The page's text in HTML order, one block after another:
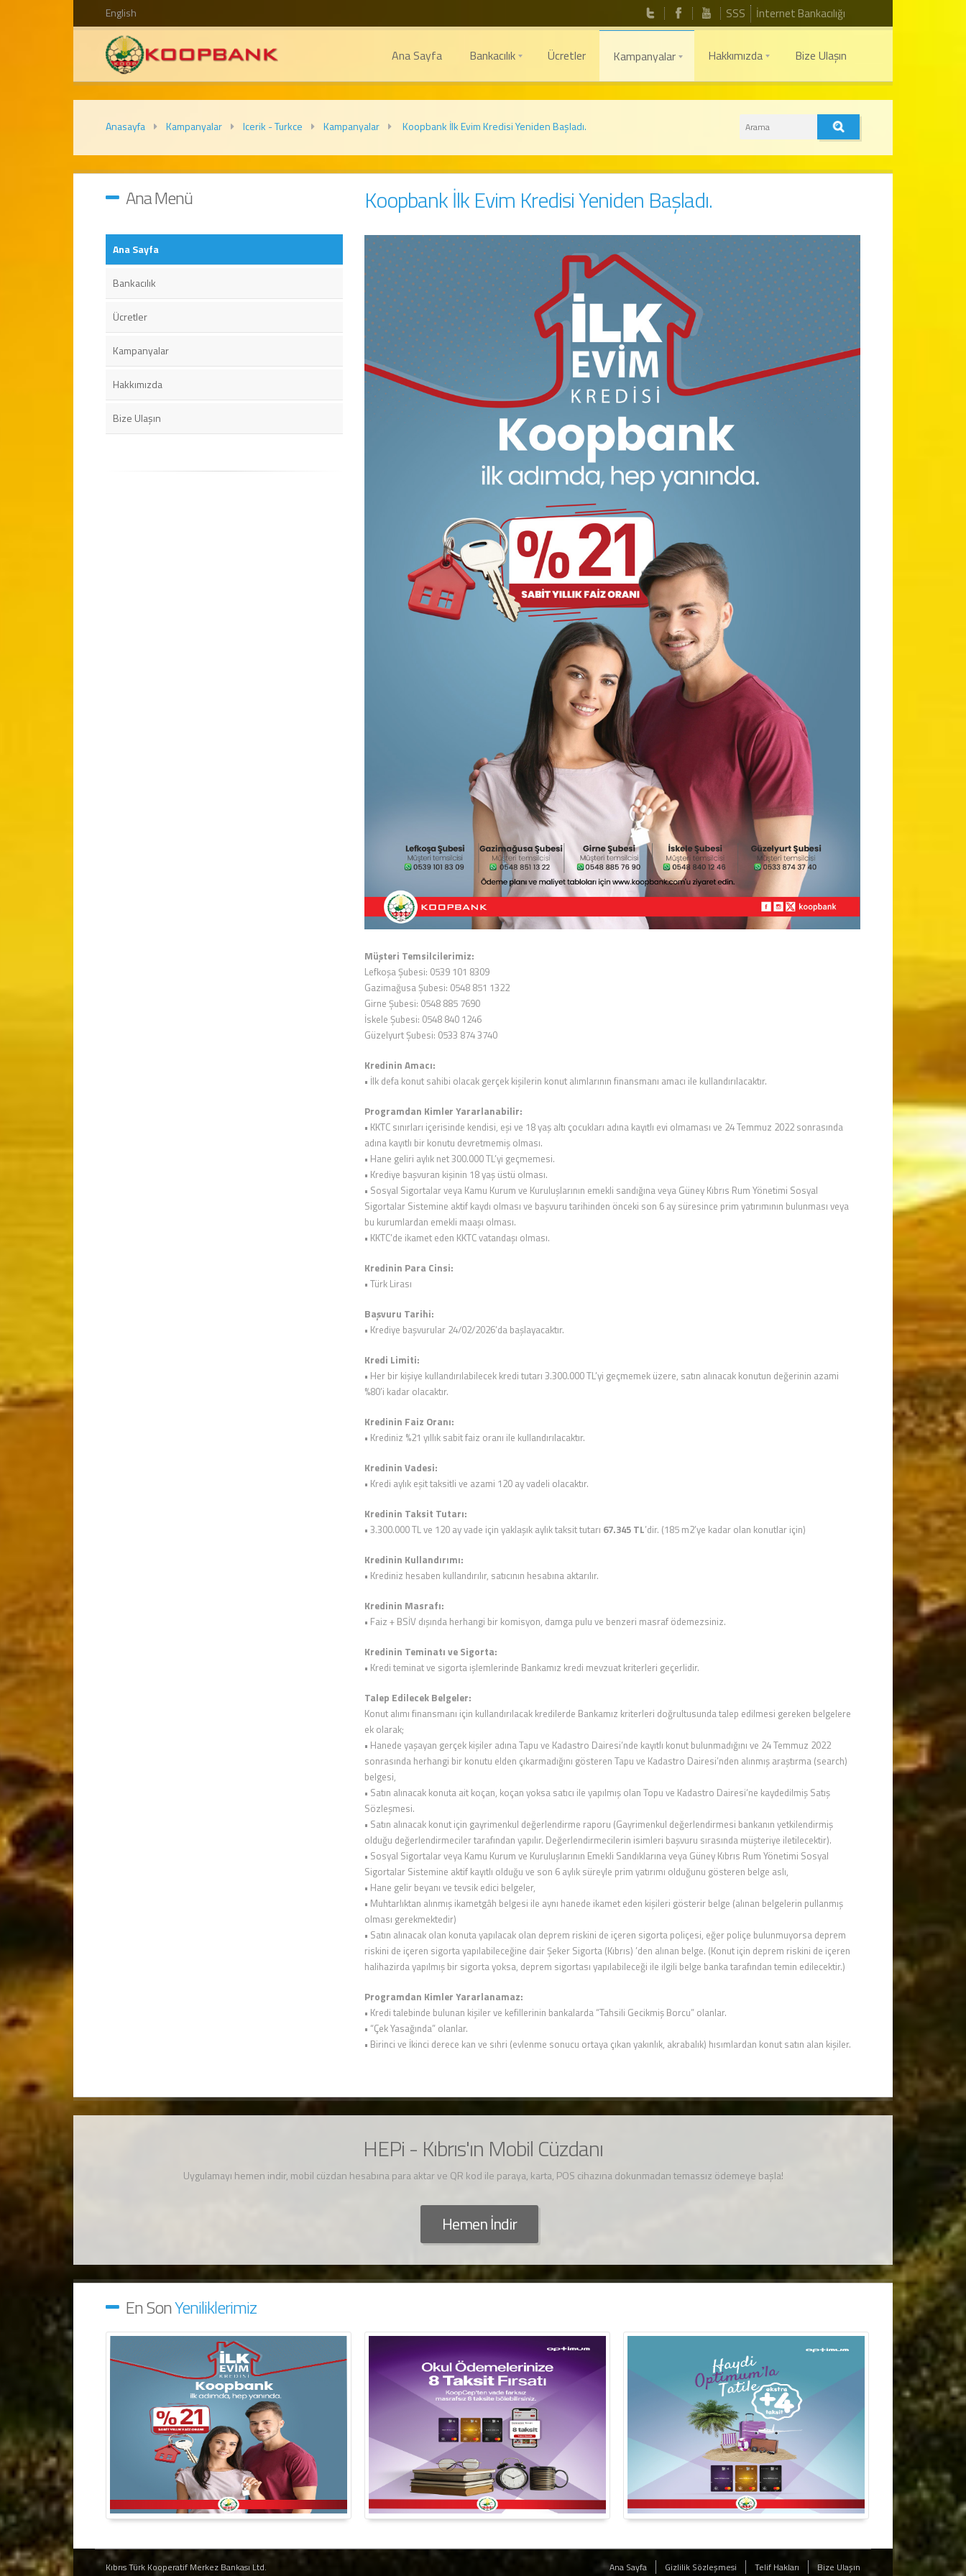
English SSS İnternet Bankacılığı
Ana Sayfa Bankacılık Ücretler Kampanyalar Hakkımızda Bize Ulaşın
Anasayfa Kampanyalar Icerik - Turkce Kampanyalar Koopbank İlk Evim Kredisi Yeniden Başladı.
Ana Menü
Ana Sayfa
Bankacılık
Ücretler
Kampanyalar
Hakkımızda
Bize Ulaşın
Koopbank İlk Evim Kredisi Yeniden Başladı.
Müşteri Temsilcilerimiz:
Lefkoşa Şubesi: 0539 101 8309
Gazimağusa Şubesi: 0548 851 1322
Girne Şubesi: 0548 885 7690
İskele Şubesi: 0548 840 1246
Güzelyurt Şubesi: 0533 874 3740
Kredinin Amacı:
• İlk defa konut sahibi olacak gerçek kişilerin konut alımlarının finansmanı amacı ile kullandırılacaktır.
Programdan Kimler Yararlanabilir:
• KKTC sınırları içerisinde kendisi, eşi ve 18 yaş altı çocukları adına kayıtlı evi olmaması ve 24 Temmuz 2022 sonrasında
adına kayıtlı bir konutu devretmemiş olması.
• Hane geliri aylık net 300.000 TL’yi geçmemesi.
• Krediye başvuran kişinin 18 yaş üstü olması.
• Sosyal Sigortalar veya Kamu Kurum ve Kuruluşlarının emekli sandığına veya Güney Kıbrıs Rum Yönetimi Sosyal
Sigortalar Sistemine aktif kaydı olması ve başvuru tarihinden önceki son 6 ay süresince prim yatırımının bulunması veya
bu kurumlardan emekli maaşı olması.
• KKTC’de ikamet eden KKTC vatandaşı olması.
Kredinin Para Cinsi:
• Türk Lirası
Başvuru Tarihi:
• Krediye başvurular 24/02/2026’da başlayacaktır.
Kredi Limiti:
• Her bir kişiye kullandırılabilecek kredi tutarı 3.300.000 TL’yi geçmemek üzere, satın alınacak konutun değerinin azami
%80’i kadar olacaktır.
Kredinin Faiz Oranı:
• Krediniz %21 yıllık sabit faiz oranı ile kullandırılacaktır.
Kredinin Vadesi:
• Kredi aylık eşit taksitli ve azami 120 ay vadeli olacaktır.
Kredinin Taksit Tutarı:
• 3.300.000 TL ve 120 ay vade için yaklaşık aylık taksit tutarı 67.345 TL’dir. (185 m2’ye kadar olan konutlar için)
Kredinin Kullandırımı:
• Krediniz hesaben kullandırılır, satıcının hesabına aktarılır.
Kredinin Masrafı:
• Faiz + BSİV dışında herhangi bir komisyon, damga pulu ve benzeri masraf ödemezsiniz.
Kredinin Teminatı ve Sigorta:
• Kredi teminat ve sigorta işlemlerinde Bankamız kredi mevzuat kriterleri geçerlidir.
Talep Edilecek Belgeler:
Konut alımı finansmanı için kullandırılacak kredilerde Bankamız kriterleri doğrultusunda talep edilmesi gereken belgelere
ek olarak;
• Hanede yaşayan gerçek kişiler adına Tapu ve Kadastro Dairesi’nde kayıtlı konut bulunmadığını ve 24 Temmuz 2022
sonrasında herhangi bir konutu elden çıkarmadığını gösteren Tapu ve Kadastro Dairesi’nden alınmış araştırma (search)
belgesi,
• Satın alınacak konuta ait koçan, koçan yoksa satıcı ile yapılmış olan Topu ve Kadastro Dairesi’ne kaydedilmiş Satış
Sözleşmesi.
• Satın alınacak konut için gayrimenkul değerlendirme raporu (Gayrimenkul değerlendirmesi bankanın yetkilendirmiş
olduğu değerlendirmeciler tarafından yapılır. Değerlendirmecilerin isimleri başvuru sırasında müşteriye iletilecektir).
• Sosyal Sigortalar veya Kamu Kurum ve Kuruluşlarının Emekli Sandıklarına veya Güney Kıbrıs Rum Yönetimi Sosyal
Sigortalar Sistemine aktif kayıtlı olduğu ve son 6 aylık süreyle prim yatırımı olduğunu gösteren belge aslı,
• Hane gelir beyanı ve tevsik edici belgeler,
• Muhtarlıktan alınmış ikametgâh belgesi ile aynı hanede ikamet eden kişileri gösterir belge (alınan belgelerin pullanmış
olması gerekmektedir)
• Satın alınacak olan konuta yapılacak olan deprem riskini de içeren sigorta poliçesi, eğer poliçe bulunmuyorsa deprem
riskini de içeren sigorta yapılabileceğine dair Şeker Sigorta (Kıbrıs) ’den alınan belge. (Konut için deprem riskini de içeren
halihazirda yapılmış bir sigorta yoksa, deprem sigortası yapılabileceği ile ilgili belge banka tarafından temin edilecektir.)
Programdan Kimler Yararlanamaz:
• Kredi talebinde bulunan kişiler ve kefillerinin bankalarda “Tahsili Gecikmiş Borcu” olanlar.
• “Çek Yasağında” olanlar.
• Birinci ve İkinci derece kan ve sıhri (evlenme sonucu ortaya çıkan yakınlık, akrabalık) hısımlardan konut satın alan kişiler.
HEPi - Kıbrıs'ın Mobil Cüzdanı
Uygulamayı hemen indir, mobil cüzdan hesabına para aktar ve QR kod ile paraya, karta, POS cihazına dokunmadan temassız ödemeye başla!
Hemen İndir
En SonYeniliklerimiz
Kıbrıs Türk Kooperatif Merkez Bankası Ltd. Ana Sayfa Gizlilik Sözleşmesi Telif Hakları Bize Ulaşın